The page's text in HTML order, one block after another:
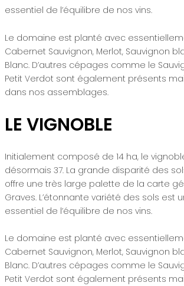
essentiel de l’équilibre de nos vins.
Le domaine est planté avec
Cabernet Sauvignon, Merlot, Sauvignon
Blanc. D’autres cépages comme le
Petit Verdot sont également présents
dans nos assemblages.
LE VIGNOBLE
Initialement composé de 14 ha, le
désormais 37. La grande disparité des
offre une très large palette de la carte
Graves. L’étonnante variété des sols est
essentiel de l’équilibre de nos vins.
Le domaine est planté avec
Cabernet Sauvignon, Merlot, Sauvignon
Blanc. D’autres cépages comme le
Petit Verdot sont également présents